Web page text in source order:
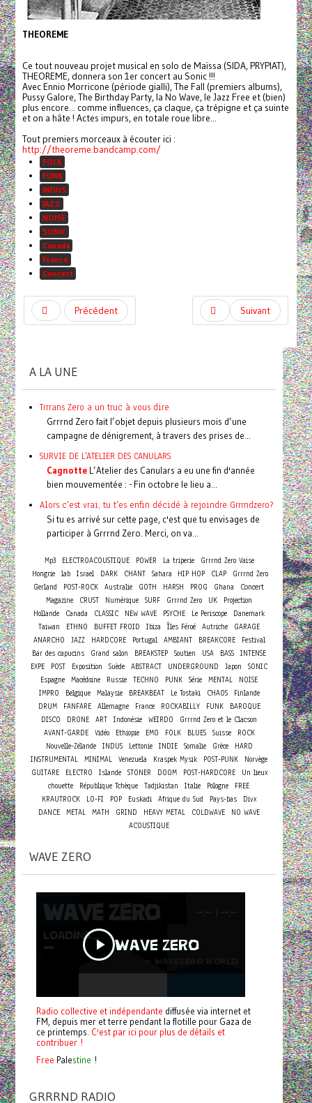
THEOREME
Ce tout nouveau projet musical en solo de Maïssa (SIDA, PRYPIAT),
THEOREME, donnera son 1er concert au Sonic !!!
Avec Ennio Morricone (période gialli), The Fall (premiers albums),
Pussy Galore, The Birthday Party, la No Wave, le Jazz Free et (bien)
plus encore... comme influences, ça claque, ça trépigne et ça suinte
et on a hâte ! Actes impurs, en totale roue libre...
Tout premiers morceaux à écouter ici :
http://theoreme.bandcamp.com/
FOLK
FUNK
INDUS
JAZZ
NOISE
SONIC
Canada
France
Concert
Précédent Suivant
A LA UNE
Trrrans Zero a un truc à vous dire
Grrrnd Zero fait l’objet depuis plusieurs mois d’une
campagne de dénigrement, à travers des prises de...
SURVIE DE L'ATELIER DES CANULARS
CagnotteL’Atelier des Canulars a eu une fin d'année
bien mouvementée : - Fin octobre le lieu a...
Alors c'est vrai, tu t'es enfin décidé à rejoindre Grrrndzero?
Si tu es arrivé sur cette page, c'est que tu envisages de
participer à Grrrnd Zero. Merci, on va...
Mp3 ELECTROACOUSTIQUE POWER La triperie
Grrrnd Zero Vaise
Hongrie
lab Israel DARK CHANT Sahara HIP HOP CLAP
Grrrnd Zero
Gerland
POST-ROCK Australie GOTH HARSH PROG Ghana Concert
Magazine CRUST Numérique SURF Grrrnd Zero UK
Projection
Hollande
Canada CLASSIC NEW WAVE PSYCHE Le Periscope
Danemark
Taiwan
ETHNO BUFFET FROID Ibiza Îles Féroé Autriche
GARAGE
ANARCHO
JAZZ HARDCORE Portugal AMBIANT BREAKCORE
Festival
Bar des capucins
Grand salon BREAKSTEP Soutien USA BASS INTENSE
EXPE
POST Exposition Suède ABSTRACT UNDERGROUND Japon
SONIC
Espagne Macédoine Russie TECHNO PUNK Série MENTAL
NOISE
IMPRO
Belgique Malaysie BREAKBEAT Le Tostaki CHAOS
Finlande
DRUM
FANFARE Allemagne France ROCKABILLY FUNK
BAROQUE
DISCO
DRONE ART Indonésie WEIRDO
Grrrnd Zero et le Clacson
AVANT-GARDE
Vidéo Ethiopie EMO FOLK BLUES Suisse
ROCK
Nouvelle-Zélande
INDUS Lettonie INDIE Somalie Grèce
HARD
INSTRUMENTAL MINIMAL Venezuela Kraspek Mysik POST-PUNK
Norvège
GUITARE
ELECTRO Islande STONER DOOM POST-HARDCORE
Un lieux
chouette
République Tchèque Tadjikistan Italie Pologne
FREE
KRAUTROCK
LO-FI POP Euskadi Afrique du Sud Pays-bas
Divx
DANCE METAL MATH GRIND HEAVY METAL COLDWAVE
NO WAVE
ACOUSTIQUE
WAVE ZERO
Radio collective et indépendante diffusée via internet et
FM, depuis mer et terre pendant la flotille pour Gaza de
ce printemps. C'est par ici pour plus de détails et
contribuer !
Free Palestine !
GRRRND RADIO